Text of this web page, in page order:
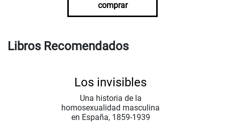
comprar
Libros Recomendados
Los invisibles
Una historia de la
homosexualidad masculina
en España, 1859-1939